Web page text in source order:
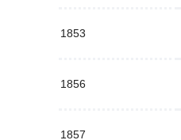
1853
1856
1857